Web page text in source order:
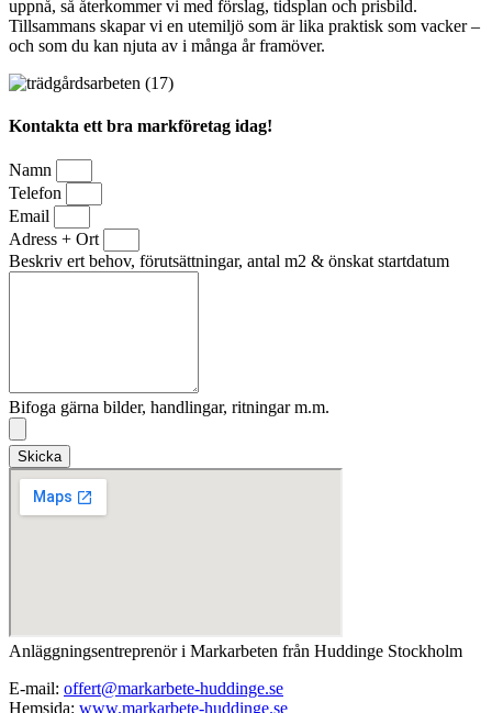
uppnå, så återkommer vi med förslag, tidsplan och prisbild.
Tillsammans skapar vi en utemiljö som är lika praktisk som vacker –
och som du kan njuta av i många år framöver.
Kontakta ett bra markföretag idag!
Namn
Telefon
Email
Adress + Ort
Beskriv ert behov, förutsättningar, antal m2 & önskat startdatum
Bifoga gärna bilder, handlingar, ritningar m.m.
Skicka
Anläggningsentreprenör i Markarbeten från Huddinge Stockholm
E-mail: offert@markarbete-huddinge.se
Hemsida: www.markarbete-huddinge.se